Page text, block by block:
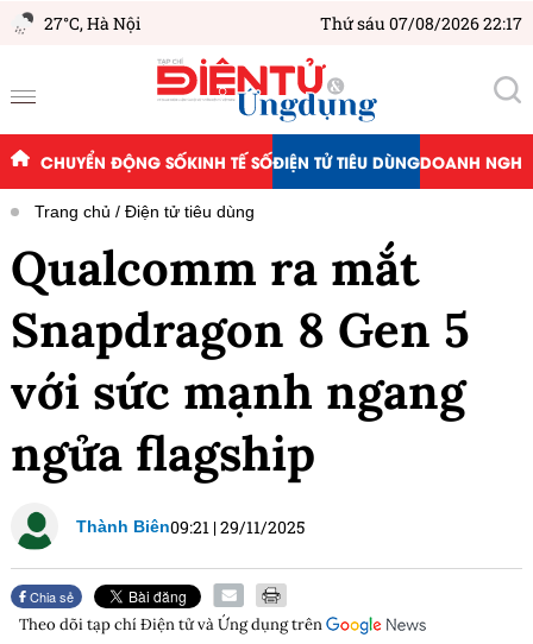
27°C,Hà Nội Thứ sáu 07/08/2026 22:17
CHUYỂN ĐỘNG SỐKINH TẾ SỐĐIỆN TỬ TIÊU DÙNGDOANH
Trang chủ Điện tử tiêu dùng
Qualcomm ra mắt
Snapdragon 8 Gen 5
với sức mạnh ngang
ngửa flagship
Thành Biên09:21 |29/11/2025
Chia sẻ
Theo dõi tạp chíĐiện tử và Ứng dụngtrên